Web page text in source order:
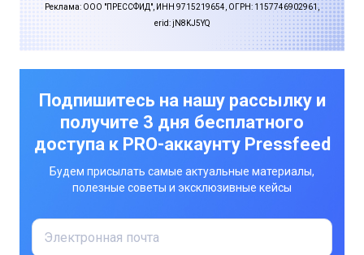
Реклама: ООО "ПРЕССФИД", ИНН 9715219654, ОГРН: 1157746902961,
erid: jN8KJ5YQ
Подпишитесь на нашу рассылку и
получите 3 дня бесплатного
доступа к PRO-аккаунту Pressfeed
Будем присылать самые актуальные материалы,
полезные советы и эксклюзивные кейсы